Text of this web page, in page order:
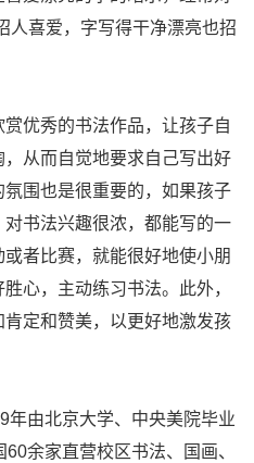
人喜爱，字写得干净漂亮也招
优秀的书法作品，让孩子自
从而自觉地要求自己写出好
围也是很重要的，如果孩子
书法兴趣很浓，都能写的一
者比赛，就能很好地使小朋
心，主动练习书法。此外，
定和赞美，以更好地激发孩
由北京大学、中央美院毕业
余家直营校区书法、国画、